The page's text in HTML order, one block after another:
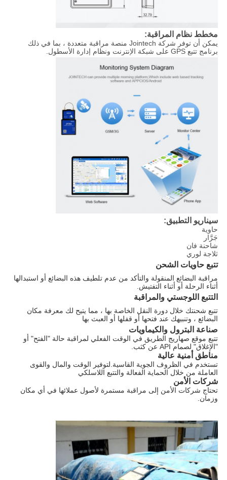
مخطط نظام المراقبة:
يمكن أن توفر شركة Jointech منصة مراقبة متعددة ، بما في ذلك
برنامج تتبع GPS على شبكة الإنترنت ونظام إدارة الأسطول.
سيناريو التطبيق:
حاوية
جَرَّار
شاحنة فان
ثلاجة لوري
تتبع حاويات الشحن
مراقبة البضائع المنقولة والتأكد من عدم تلطيف هذه البضائع أو استبدالها
أثناء الرحلة أو أثناء التفتيش.
التتبع اللوجستي والمراقبة
تتبع شحنتك خلال دورة النقل الخاصة بها ، مما يتيح لك معرفة مكان
البضائع ، وتنبيهك عند فتحها أو قفلها أو العبث بها
صناعة البترول والكيماويات
تتبع موقع صهاريج الطريق في الوقت الفعلي لمراقبة حالة "الفتح" أو
"الإغلاق" لصمام API عن كثب.
مناطق أمنية عالية
تستخدم في الظروف الجوية القاسية.لتوفير الوقت والمال والقوى
العاملة من خلال الحماية الفعالة والتتبع اللاسلكي
شركات الأمن
تحتاج شركات الأمن إلى مراقبة مستمرة لأصول عملائها في أي مكان
وزمان.